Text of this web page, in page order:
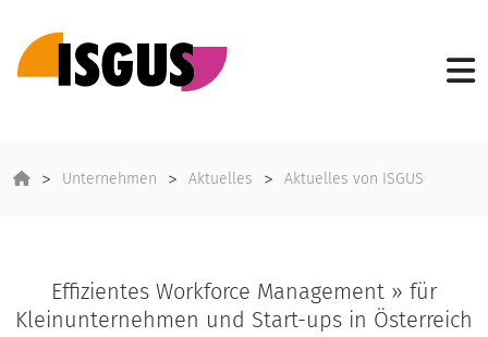
Unternehmen Aktuelles Aktuelles von ISGUS
Effizientes Workforce Management » für
Kleinunternehmen und Start-ups in Österreich